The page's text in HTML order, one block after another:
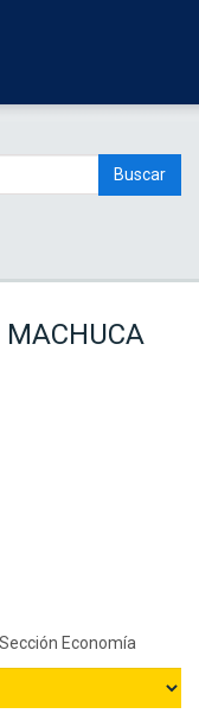
Buscar
MACHUCA
Economía